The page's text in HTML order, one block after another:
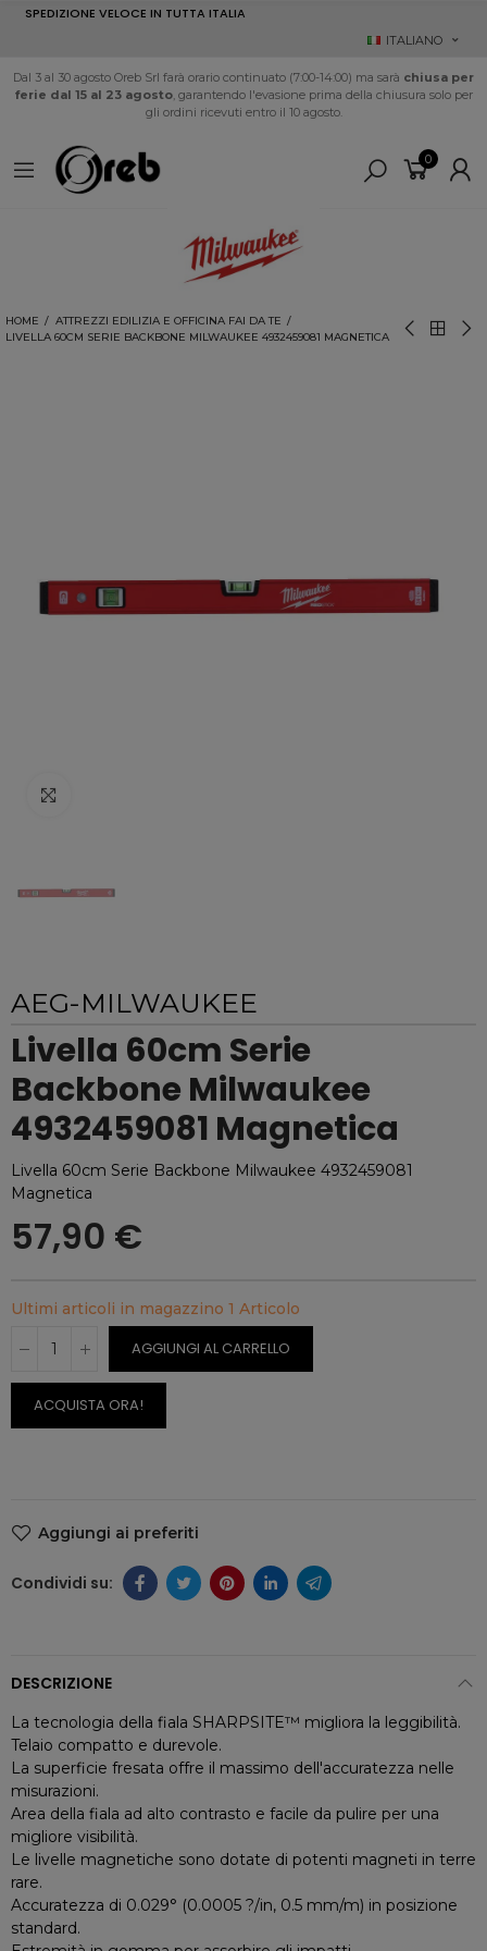
SPEDIZIONE VELOCE IN TUTTA ITALIA
ITALIANO
Dal 3 al 30 agosto Oreb Srl farà orario continuato (7:00-14:00) ma sarà chiusa per
ferie dal 15 al 23 agosto, garantendo l'evasione prima della chiusura solo per
gli ordini ricevuti entro il 10 agosto.
0
HOME
ATTREZZI EDILIZIA E OFFICINA FAI DA TE
LIVELLA 60CM SERIE BACKBONE MILWAUKEE 4932459081 MAGNETICA
AEG-MILWAUKEE
Livella 60cm Serie
Backbone Milwaukee
4932459081 Magnetica
Livella 60cm Serie Backbone Milwaukee 4932459081
Magnetica
57,90 €
Ultimi articoli in magazzino 1 Articolo
AGGIUNGI AL CARRELLO
ACQUISTA ORA!
Aggiungi ai preferiti
DESCRIZIONE
La tecnologia della fiala SHARPSITE™ migliora la leggibilità.
Telaio compatto e durevole.
La superficie fresata offre il massimo dell'accuratezza nelle
misurazioni.
Area della fiala ad alto contrasto e facile da pulire per una
migliore visibilità.
Le livelle magnetiche sono dotate di potenti magneti in terre
rare.
Accuratezza di 0.029° (0.0005 ?/in, 0.5 mm/m) in posizione
standard.